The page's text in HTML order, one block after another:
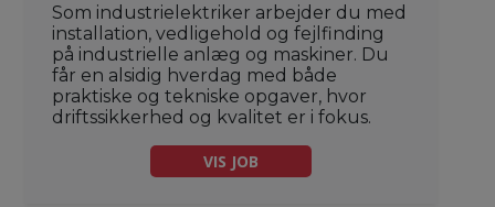
Som industrielektriker arbejder du med
installation, vedligehold og fejlfinding
på industrielle anlæg og maskiner. Du
får en alsidig hverdag med både
praktiske og tekniske opgaver, hvor
driftssikkerhed og kvalitet er i fokus.
VIS JOB